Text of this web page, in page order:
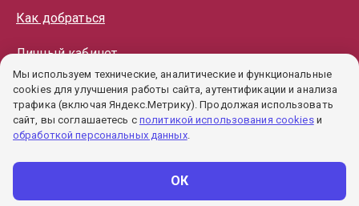
Как добраться
Личный кабинет
Каталог
Как купить
Гарантии
Мы используем технические, аналитические и функциональные
cookies для улучшения работы сайта, аутентификации и анализа
трафика (включая Яндекс.Метрику). Продолжая использовать
сайт, вы соглашаетесь с политикой использования cookies и
обработкой персональных данных.
ОК